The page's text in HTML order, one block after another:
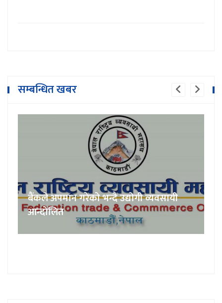
सम्बन्धित खबर
बैंकले अपमान गरेको भन्दै उद्योगी व्यवसायी
आन्दोलित